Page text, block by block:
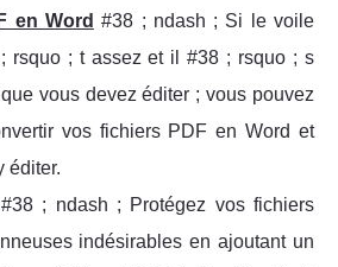
en Word #38 ; ndash ; Si le voile
rsquo ; t assez et il #38 ; rsquo ; s
vous devez éditer ; vous pouvez
vos fichiers PDF en Word et
éditer.
#38 ; ndash ; Protégez vos fichiers
indésirables en ajoutant un